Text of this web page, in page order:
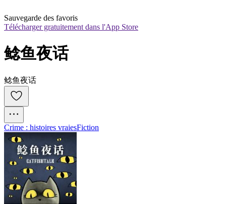
Sauvegarde des favoris
Télécharger gratuitement dans l'App Store
鲶鱼夜话
鲶鱼夜话
Crime : histoires vraiesFiction